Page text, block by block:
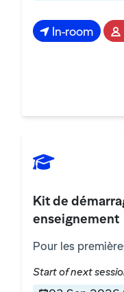
In-room
Kit de
enseignement
Pour les
Start of next